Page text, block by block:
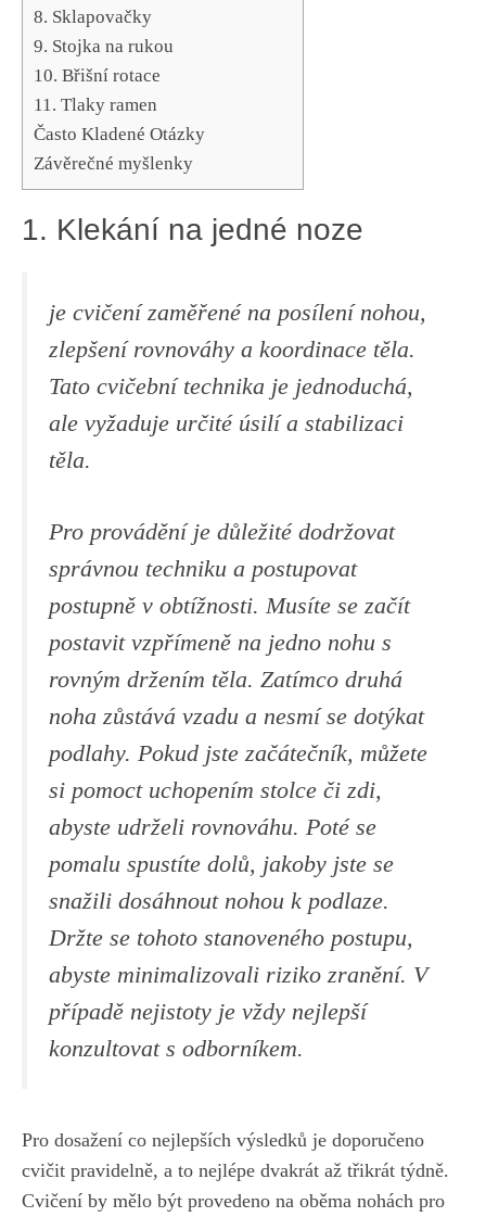
8. ⁢Sklapovačky
9. Stojka ‍na rukou
10. Břišní rotace
11. Tlaky ramen
Často Kladené Otázky
Závěrečné myšlenky
1. ⁣Klekání na jedné noze
je‌ cvičení ⁣zaměřené ​na posílení nohou,
zlepšení rovnováhy⁣ a koordinace⁢ těla.
Tato cvičební technika je jednoduchá,
ale vyžaduje určité úsilí a stabilizaci
těla.
Pro provádění je důležité dodržovat
správnou techniku⁤ a⁢ postupovat
postupně v obtížnosti. Musíte ⁣se začít
postavit vzpřímeně na jedno nohu s
rovným⁣ držením‍ těla. Zatímco druhá‍
noha​ zůstává vzadu a nesmí se dotýkat
podlahy. Pokud jste začátečník, můžete
si pomoct uchopením‍ stolce či zdi,
abyste udrželi ​rovnováhu. Poté se
pomalu spustíte ⁢dolů, jakoby jste se
snažili dosáhnout nohou k podlaze.
Držte‌ se tohoto stanoveného ⁢postupu,⁢
abyste minimalizovali riziko zranění. V
případě nejistoty je vždy nejlepší
konzultovat s odborníkem.
Pro⁤ dosažení co nejlepších výsledků je ​doporučeno
cvičit pravidelně, a to​ nejlépe dvakrát až třikrát týdně. ​
Cvičení by mělo‌ být provedeno na oběma nohách⁣ pro